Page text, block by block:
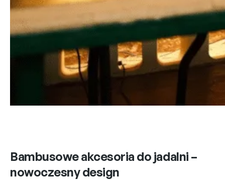
Bambusowe akcesoria do jadalni –
nowoczesny design